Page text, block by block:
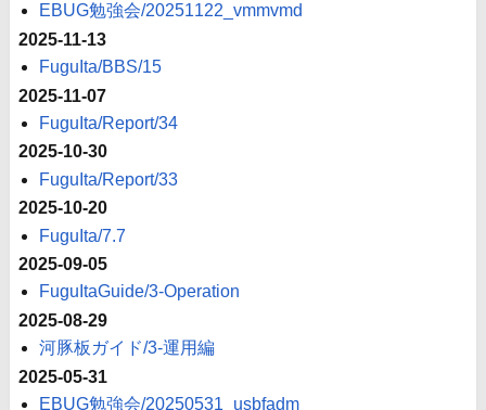
EBUG勉強会/20251122_vmmvmd
2025-11-13
FuguIta/BBS/15
2025-11-07
FuguIta/Report/34
2025-10-30
FuguIta/Report/33
2025-10-20
FuguIta/7.7
2025-09-05
FuguItaGuide/3-Operation
2025-08-29
河豚板ガイド/3-運用編
2025-05-31
EBUG勉強会/20250531_usbfadm